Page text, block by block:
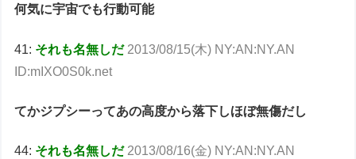
何気に宇宙でも行動可能
41: それも名無しだ 2013/08/15(木) NY:AN:NY.AN
ID:mIXO0S0k.net
てかジプシーってあの高度から落下しほぼ無傷だし
44: それも名無しだ 2013/08/16(金) NY:AN:NY.AN